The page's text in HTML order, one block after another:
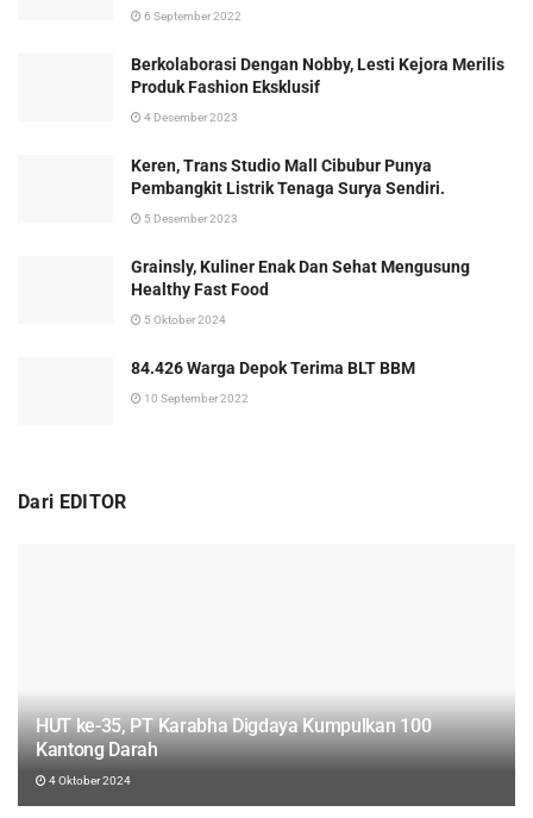
6 September 2022
Berkolaborasi Dengan Nobby, Lesti Kejora Merilis
Produk Fashion Eksklusif
4 Desember 2023
Keren, Trans Studio Mall Cibubur Punya
Pembangkit Listrik Tenaga Surya Sendiri.
5 Desember 2023
Grainsly, Kuliner Enak Dan Sehat Mengusung
Healthy Fast Food
5 Oktober 2024
84.426 Warga Depok Terima BLT BBM
10 September 2022
Dari EDITOR
HUT ke-35, PT Karabha Digdaya Kumpulkan 100
Kantong Darah
4 Oktober 2024